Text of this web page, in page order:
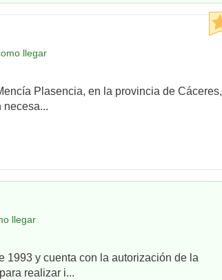
llegar
Plasencia, en la provincia de Cáceres,
necesa...
llegar
1993 y cuenta con la autorización de la
realizar i...